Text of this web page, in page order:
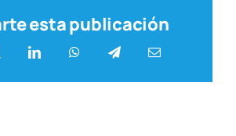
esta publicación